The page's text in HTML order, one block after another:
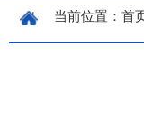
当前位置： 首